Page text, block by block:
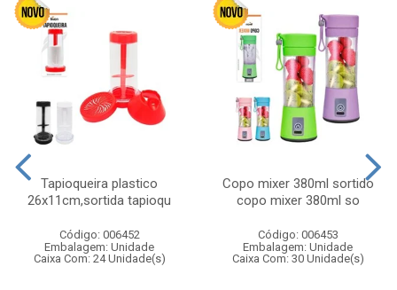
Tapioqueira plastico
26x11cm,sortida tapioqu
Código: 006452
Embalagem: Unidade
Caixa Com: 24 Unidade(s)
Copo mixer 380ml sortido
copo mixer 380ml so
Código: 006453
Embalagem: Unidade
Caixa Com: 30 Unidade(s)